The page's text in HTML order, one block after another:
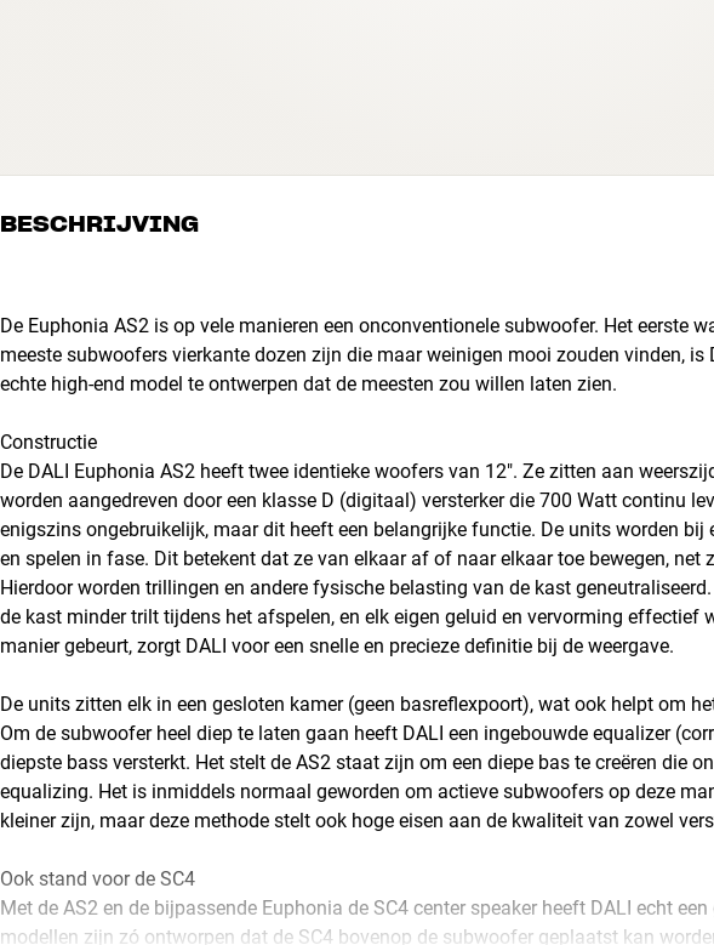
BESCHRIJVING
De Euphonia AS2 is op vele manieren een onconventionele subwoofer. Het eerste
meeste subwoofers vierkante dozen zijn die maar weinigen mooi zouden vinden, is
echte high-end model te ontwerpen dat de meesten zou willen laten zien.
Constructie
De DALI Euphonia AS2 heeft twee identieke woofers van 12". Ze zitten aan
worden aangedreven door een klasse D (digitaal) versterker die 700 Watt continu
enigszins ongebruikelijk, maar dit heeft een belangrijke functie. De units worden bij
en spelen in fase. Dit betekent dat ze van elkaar af of naar elkaar toe bewegen, net
Hierdoor worden trillingen en andere fysische belasting van de kast
de kast minder trilt tijdens het afspelen, en elk eigen geluid en vervorming effectief
manier gebeurt, zorgt DALI voor een snelle en precieze definitie bij de weergave.
De units zitten elk in een gesloten kamer (geen basreflexpoort), wat ook helpt om
Om de subwoofer heel diep te laten gaan heeft DALI een ingebouwde equalizer
diepste bass versterkt. Het stelt de AS2 staat zijn om een ​​diepe bas te creëren die
equalizing. Het is inmiddels normaal geworden om actieve subwoofers op deze
kleiner zijn, maar deze methode stelt ook hoge eisen aan de kwaliteit van zowel
Ook stand voor de SC4
Met de AS2 en de bijpassende Euphonia de SC4 center speaker heeft DALI echt
modellen zijn zó ontworpen dat de SC4 bovenop de subwoofer geplaatst kan